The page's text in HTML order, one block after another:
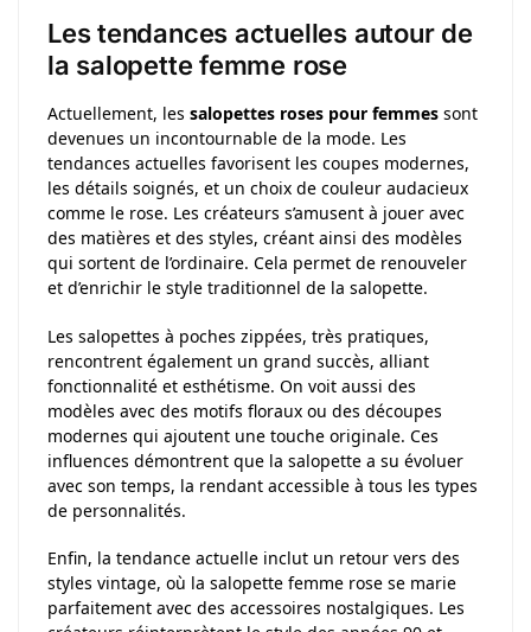
Les tendances actuelles autour de
la salopette femme rose
Actuellement, les salopettes roses pour femmes sont
devenues un incontournable de la mode. Les
tendances actuelles favorisent les coupes modernes,
les détails soignés, et un choix de couleur audacieux
comme le rose. Les créateurs s’amusent à jouer avec
des matières et des styles, créant ainsi des modèles
qui sortent de l’ordinaire. Cela permet de renouveler
et d’enrichir le style traditionnel de la salopette.
Les salopettes à poches zippées, très pratiques,
rencontrent également un grand succès, alliant
fonctionnalité et esthétisme. On voit aussi des
modèles avec des motifs floraux ou des découpes
modernes qui ajoutent une touche originale. Ces
influences démontrent que la salopette a su évoluer
avec son temps, la rendant accessible à tous les types
de personnalités.
Enfin, la tendance actuelle inclut un retour vers des
styles vintage, où la salopette femme rose se marie
parfaitement avec des accessoires nostalgiques. Les